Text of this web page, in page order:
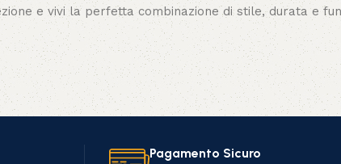
e vivi la perfetta combinazione di stile, durata e
Pagamento Sicuro